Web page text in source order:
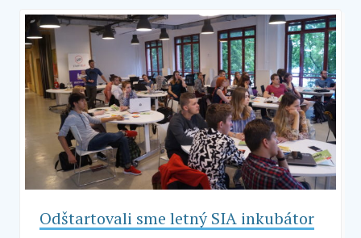
Odštartovali sme letný SIA inkubátor